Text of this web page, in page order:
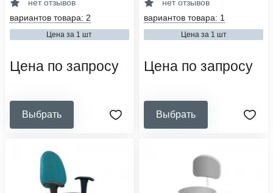
колеса из пластика
материал:
покрытием, нержавеющая сталь
нет отзывов
вариантов товара: 2
Цена за 1 шт
Цена по запросу
Выбрать
металл хромированный
материал обивки:
нет отзывов
вариантов товара: 1
Цена за 1 шт
Цена по запросу
Выбрать